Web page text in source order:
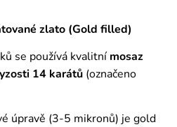
zlato (Gold filled)
se používá kvalitní mosaz
14 karátů (označeno
úpravě (3-5 mikronů) je gold